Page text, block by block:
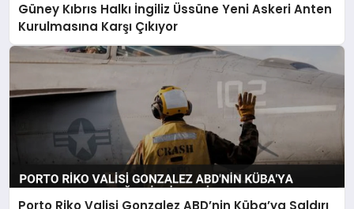
Güney Kıbrıs Halkı İngiliz Üssüne Yeni Askeri Anten
Kurulmasına Karşı Çıkıyor
Porto Riko Valisi Gonzalez ABD’nin Küba’ya Saldırı